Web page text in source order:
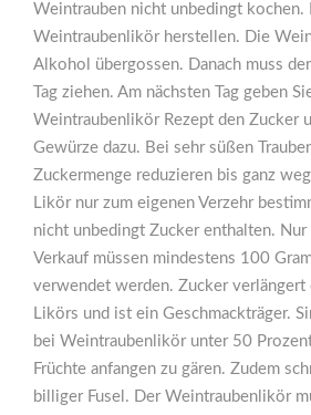
Weintrauben nicht unbedingt kochen.
Weintraubenlikör herstellen. Die
Alkohol übergossen. Danach muss
Tag ziehen. Am nächsten Tag geben
Weintraubenlikör Rezept den Zucker
Gewürze dazu. Bei sehr süßen
Zuckermenge reduzieren bis ganz
Likör nur zum eigenen Verzehr
nicht unbedingt Zucker enthalten.
Verkauf müssen mindestens 100
verwendet werden. Zucker verlängert
Likörs und ist ein Geschmackträger.
bei Weintraubenlikör unter 50
Früchte anfangen zu gären. Zudem
billiger Fusel. Der Weintraubenlikör